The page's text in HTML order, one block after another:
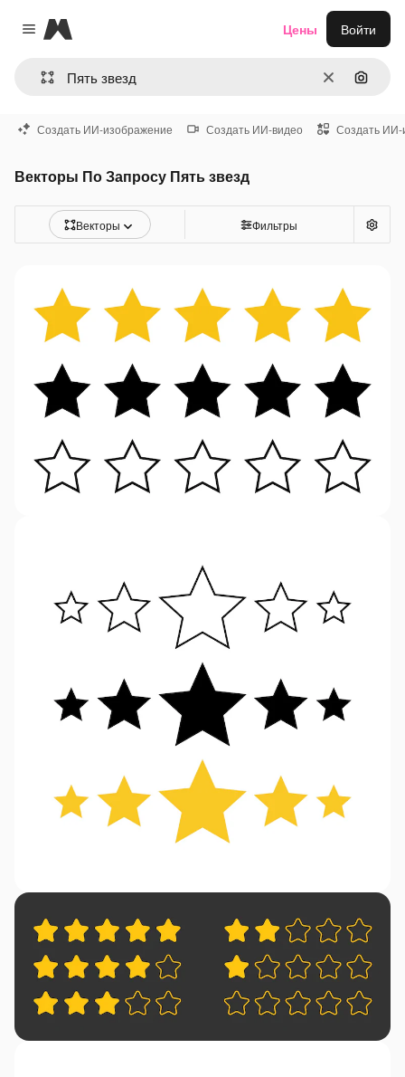
Close menu
Magnific
ОчиститьПоиск
Цены Войти
Создать ИИ-изображение Создать ИИ-видео Создать ИИ-
Векторы По Запросу Пять звезд
Векторы Фильтры